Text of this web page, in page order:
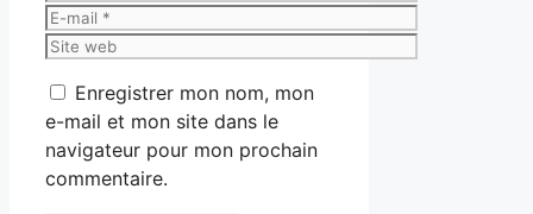
E-
mail
Site
Enregistrer mon nom, mon
e-mail et mon site dans le
navigateur pour mon prochain
commentaire.